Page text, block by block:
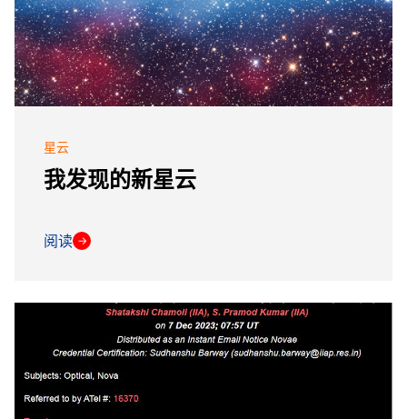
星云
我发现的新星云
阅读 →